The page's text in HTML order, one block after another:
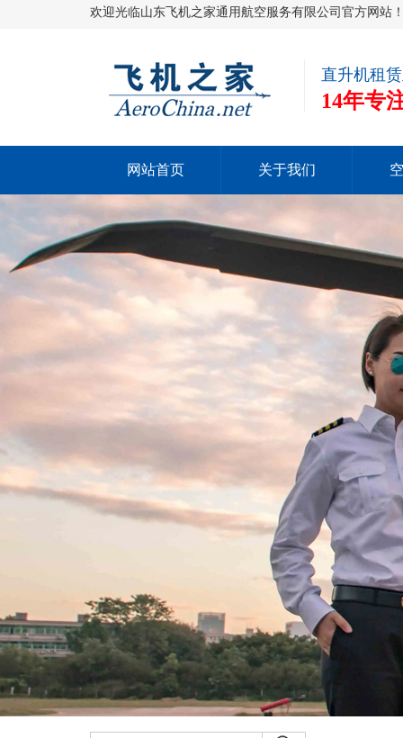
欢迎光临山东飞机之家通用航空服务有限公司官方网站
直升机租
14年专
网站首页 关于我们